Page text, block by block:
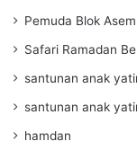
Pemuda Blok Asem
Safari Ramadan
santunan anak
santunan anak
hamdan